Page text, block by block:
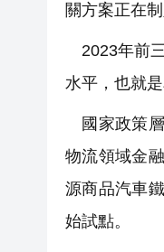
關方案正在制
2023年前
水平，也就
國家政策層
物流領域金
源商品汽車
始試點。